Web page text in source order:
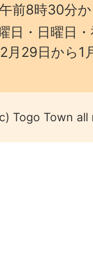
前8時30分
日・日曜日
月29日から1
Togo Town all